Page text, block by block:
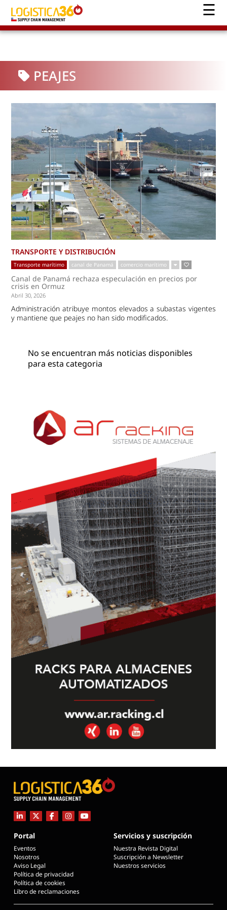
PEAJES
TRANSPORTE Y DISTRIBUCIÓN
Transporte marítimo canal de Panamá comercio marítimo
Canal de Panamá rechaza especulación en precios por
crisis en Ormuz
Abril 30, 2026
Administración atribuye montos elevados a subastas vigentes
y mantiene que peajes no han sido modificados.
No se encuentran más noticias disponibles
para esta categoria
Portal
Eventos
Nosotros
Aviso Legal
Política de privacidad
Política de cookies
Libro de reclamaciones
Servicios y suscripción
Nuestra Revista Digital
Suscripción a Newsletter
Nuestros servicios